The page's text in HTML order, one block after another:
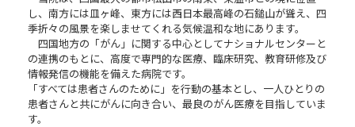
し、南方には皿ヶ峰、東方には西日本最高峰の石鎚山が聳え、四
季折々の風景を楽しませてくれる気候温和な地にあります。
四国地方の「がん」に関する中心としてナショナルセンターと
の連携のもとに、高度で専門的な医療、臨床研究、教育研修及び
情報発信の機能を備えた病院です。
「すべては患者さんのために」を行動の基本とし、一人ひとりの
患者さんと共にがんに向き合い、最良のがん医療を目指していま
す。